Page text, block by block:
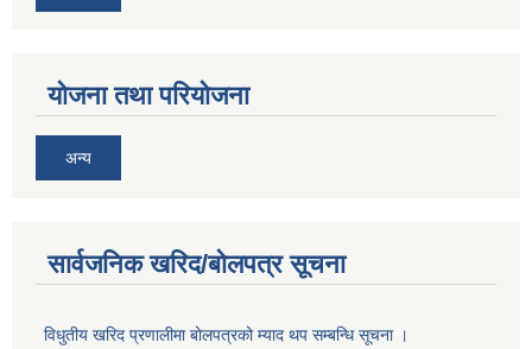
योजना तथा परियोजना
अन्य
सार्वजनिक खरिद/बोलपत्र सूचना
विधुतीय खरिद प्रणालीमा बोलपत्रको म्याद थप सम्बन्धि सूचना ।